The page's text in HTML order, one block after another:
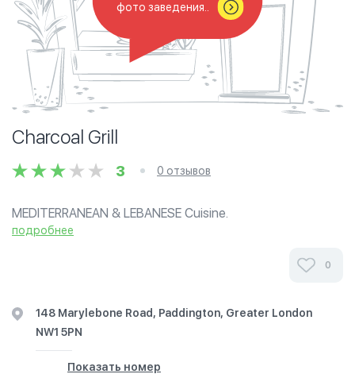
фото заведения..
Charcoal Grill
3 0 отзывов
MEDITERRANEAN & LEBANESE Cuisine.
подробнее
0
148 Marylebone Road, Paddington, Greater London
NW1 5PN
Показать номер